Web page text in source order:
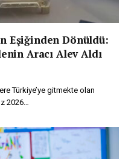
Eşiğinden Dönüldü:
Aracı Alev Aldı
Türkiye’ye gitmekte olan
2026…